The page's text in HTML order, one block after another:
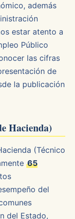
además
estar atento a
Público
las cifras
de
la publicación
Hacienda)
(Técnico
65
del
del Estado,